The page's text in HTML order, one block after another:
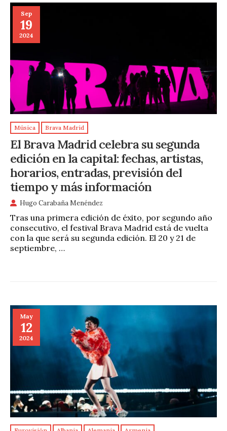
Sep
19
2024
Música Brava Madrid
El Brava Madrid celebra su segunda
edición en la capital: fechas, artistas,
horarios, entradas, previsión del
tiempo y más información
Hugo Carabaña Menéndez
Tras una primera edición de éxito, por segundo año
consecutivo, el festival Brava Madrid está de vuelta
con la que será su segunda edición. El 20 y 21 de
septiembre, …
May
12
2024